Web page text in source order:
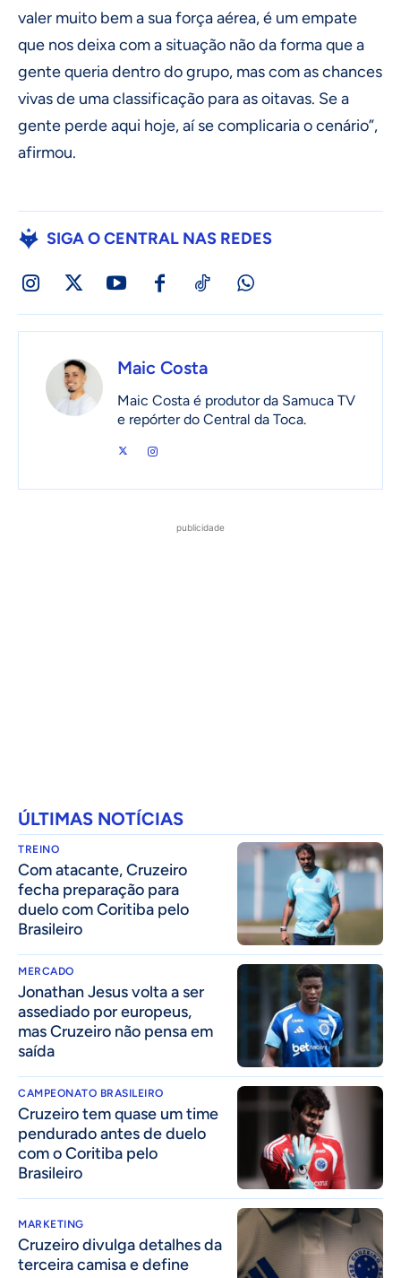
valer muito bem a sua força aérea, é um empate
que nos deixa com a situação não da forma que a
gente queria dentro do grupo, mas com as chances
vivas de uma classificação para as oitavas. Se a
gente perde aqui hoje, aí se complicaria o cenário”,
afirmou.
SIGA O CENTRAL NAS REDES
Maic Costa
Maic Costa é produtor da Samuca TV
e repórter do Central da Toca.
publicidade
ÚLTIMAS NOTÍCIAS
TREINO
Com atacante, Cruzeiro
fecha preparação para
duelo com Coritiba pelo
Brasileiro
MERCADO
Jonathan Jesus volta a ser
assediado por europeus,
mas Cruzeiro não pensa em
saída
CAMPEONATO BRASILEIRO
Cruzeiro tem quase um time
pendurado antes de duelo
com o Coritiba pelo
Brasileiro
MARKETING
Cruzeiro divulga detalhes da
terceira camisa e define